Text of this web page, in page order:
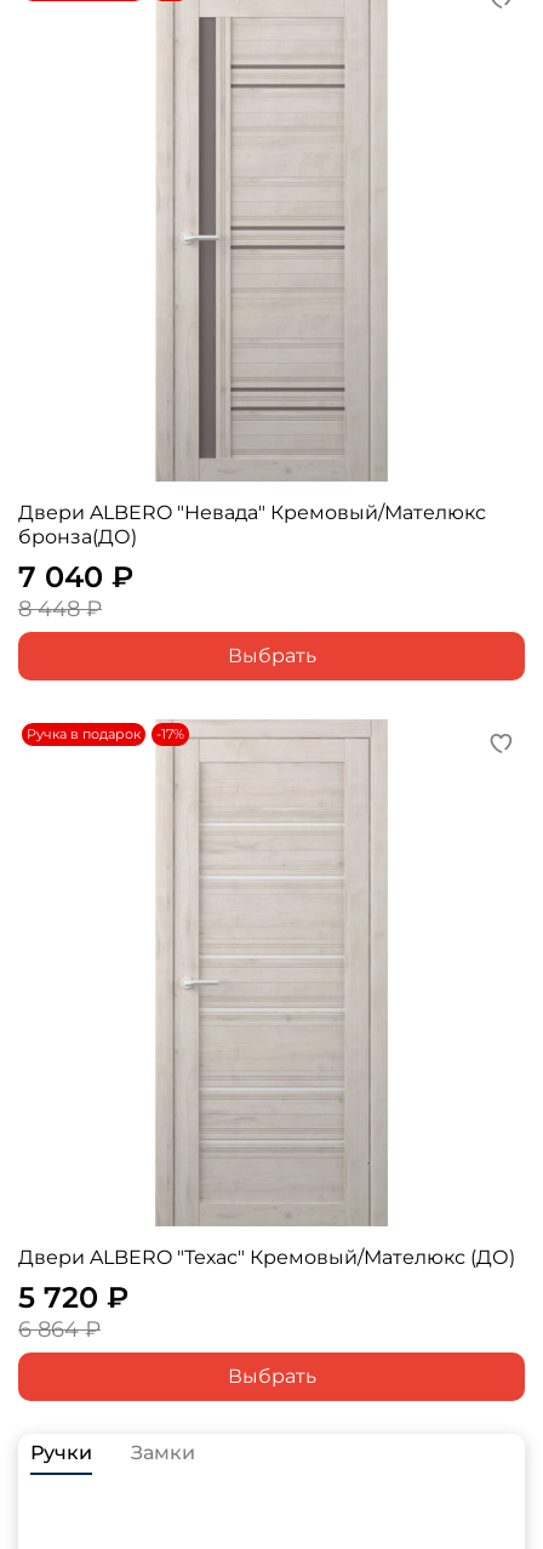
Двери ALBERO "Невада" Кремовый/Мателюкс
бронза(ДО)
7 040 ₽
8 448 ₽
Выбрать
Ручка в подарок -17%
Двери ALBERO "Техас" Кремовый/Мателюкс (ДО)
5 720 ₽
6 864 ₽
Выбрать
Ручки Замки